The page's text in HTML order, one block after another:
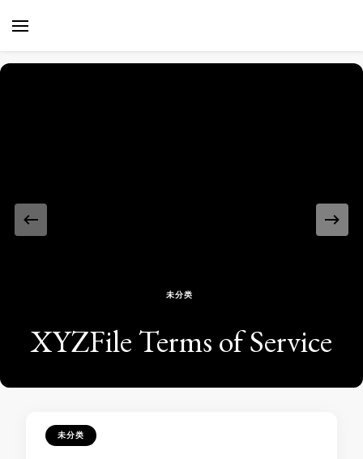
未分类
XYZFile Privacy Policy
未分类